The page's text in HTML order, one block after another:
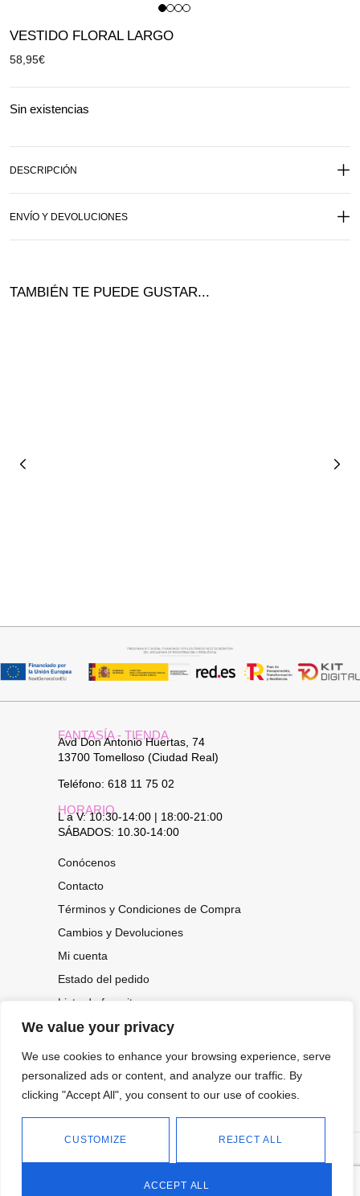
We value your privacy
We use cookies to enhance your browsing experience, serve
personalized ads or content, and analyze our traffic. By
clicking "Accept All", you consent to our use of cookies.
CUSTOMIZE REJECT ALL
ACCEPT ALL
VESTIDO FLORAL LARGO
58,95€
Sin existencias
DESCRIPCIÓN
ENVÍO Y DEVOLUCIONES
TAMBIÉN TE PUEDE GUSTAR...
FANTASÍA - TIENDA
Avd Don Antonio Huertas, 74
13700 Tomelloso (Ciudad Real)
Teléfono: 618 11 75 02
HORARIO
L a V: 10:30-14:00 | 18:00-21:00
SÁBADOS: 10.30-14:00
Conócenos
Contacto
Términos y Condiciones de Compra
Cambios y Devoluciones
Mi cuenta
Estado del pedido
Lista de favoritos
CONOCE NUESTRAS NOVEDADES,
OFERTAS...
2026.